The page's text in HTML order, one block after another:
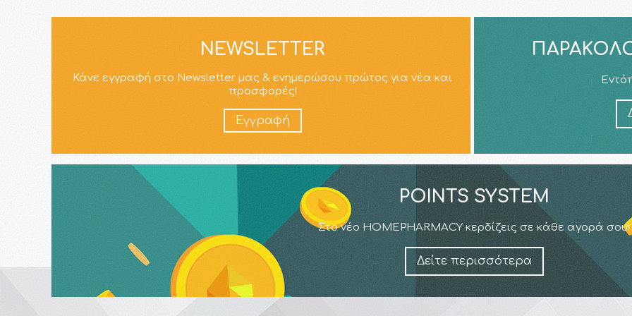
NEWSLETTER
Κάνε εγγραφή στο Newsletter μας & ενημερώσου πρώτος για νέα και
προσφορές!
Εγγραφή
POINTS SYSTEM
Στο νέο HOMEPHARMACY κερδίζεις σε κάθε αγορά σου!
Δείτε περισσότερα